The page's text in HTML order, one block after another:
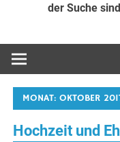
der Suche
MONAT:OKTOBER
Hochzeit und